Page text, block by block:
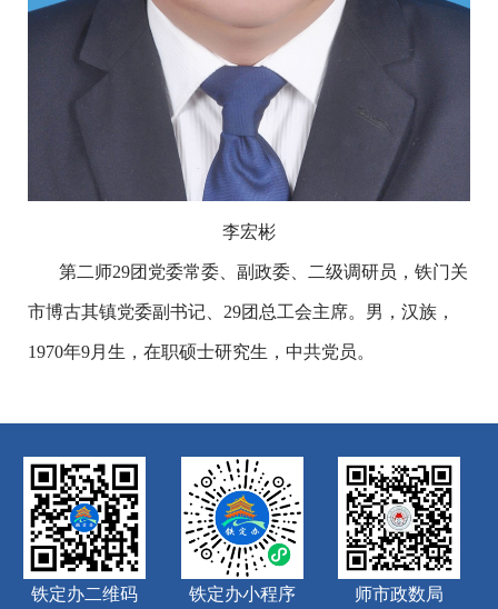
李宏彬
第二师29团党委常委、副政委、二级调研员，铁门关
市博古其镇党委副书记、29团总工会主席。男，汉族，
1970年9月生，在职硕士研究生，中共党员。
铁定办二维码 铁定办小程序 师市政数局